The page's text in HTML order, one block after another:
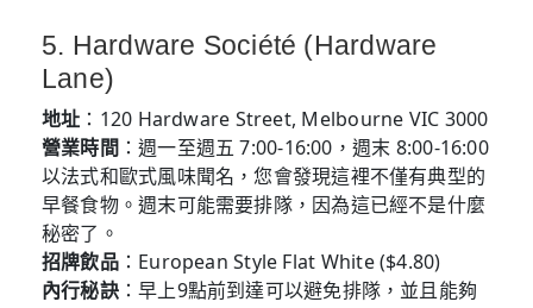
5. Hardware Société (Hardware
Lane)
地址 ：120 Hardware Street, Melbourne VIC 3000
營業時間 ：週一至週五 7:00-16:00，週末 8:00-16:00
以法式和歐式風味聞名，您會發現這裡不僅有典型的
早餐食物。週末可能需要排隊，因為這已經不是什麼
秘密了。
招牌飲品：European Style Flat White ($4.80)
內行秘訣：早上9點前到達可以避免排隊，並且能夠